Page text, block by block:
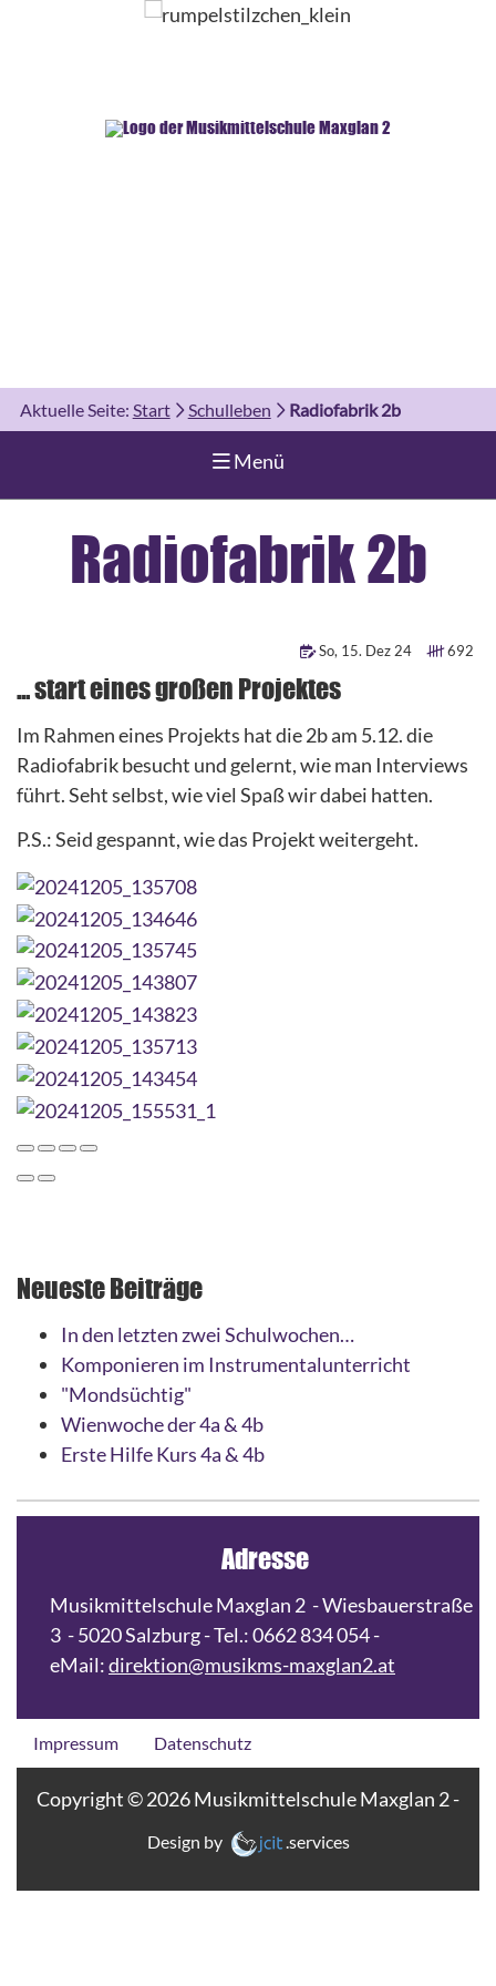
Aktuelle Seite: Start Schulleben Radiofabrik 2b
Navigation aufklappen
Menü
Radiofabrik 2b
So, 15. Dez 24 692
... start eines großen Projektes
Im Rahmen eines Projekts hat die 2b am 5.12. die
Radiofabrik besucht und gelernt, wie man Interviews
führt. Seht selbst, wie viel Spaß wir dabei hatten.
P.S.: Seid gespannt, wie das Projekt weitergeht.
Neueste Beiträge
In den letzten zwei Schulwochen…
Komponieren im Instrumentalunterricht
"Mondsüchtig"
Wienwoche der 4a & 4b
Erste Hilfe Kurs 4a & 4b
Adresse
Musikmittelschule Maxglan 2 - Wiesbauerstraße
3 - 5020 Salzburg - Tel.: 0662 834 054 -
eMail:direktion@musikms-maxglan2.at
Impressum Datenschutz
Copyright © 2026 Musikmittelschule Maxglan 2 -
Design by .services